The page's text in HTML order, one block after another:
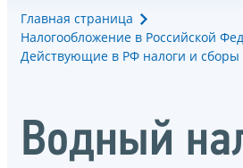
Главная страница
Налогообложение в Российской
Действующие в РФ налоги и сборы
Водный